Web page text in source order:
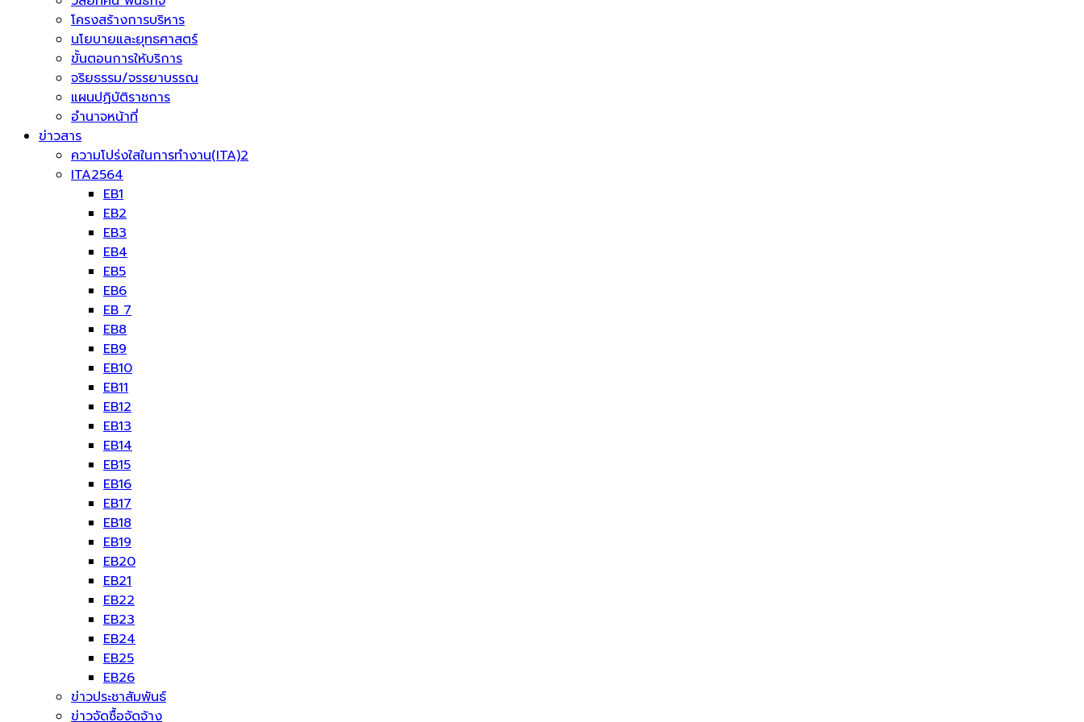
โครงสร้างการบริหาร
นโยบายและยุทธศาสตร์
ขั้นตอนการให้บริการ
จริยธรรม/จรรยาบรรณ
แผนปฏิบัติราชการ
อำนาจหน้าที่
ข่าวสาร
ความโปร่งใสในการทำงาน(ITA)2
ITA2564
EB1
EB2
EB3
EB4
EB5
EB6
EB 7
EB8
EB9
EB10
EB11
EB12
EB13
EB14
EB15
EB16
EB17
EB18
EB19
EB20
EB21
EB22
EB23
EB24
EB25
EB26
ข่าวประชาสัมพันธ์
ข่าวจัดซื้อจัดจ้าง